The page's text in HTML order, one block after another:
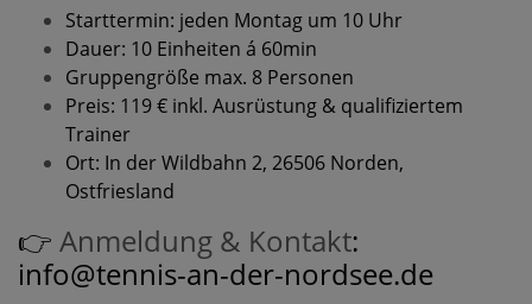
Starttermin: jeden Montag um 10 Uhr
Dauer: 10 Einheiten á 60min
Gruppengröße max. 8 Personen
Preis: 119 € inkl. Ausrüstung & qualifiziertem
Trainer
Ort: In der Wildbahn 2, 26506 Norden,
Ostfriesland
👉 Anmeldung & Kontakt:
info@tennis-an-der-nordsee.de